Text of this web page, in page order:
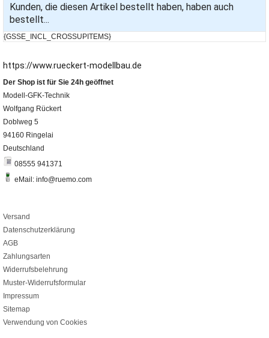
Kunden, die diesen Artikel bestellt haben, haben auch
bestellt...
{GSSE_INCL_CROSSUPITEMS}
https://www.rueckert-modellbau.de
Der Shop ist für Sie 24h geöffnet
Modell-GFK-Technik
Wolfgang Rückert
Doblweg 5
94160 Ringelai
Deutschland
08555 941371
eMail: info@ruemo.com
Versand
Datenschutzerklärung
AGB
Zahlungsarten
Widerrufsbelehrung
Muster-Widerrufsformular
Impressum
Sitemap
Verwendung von Cookies